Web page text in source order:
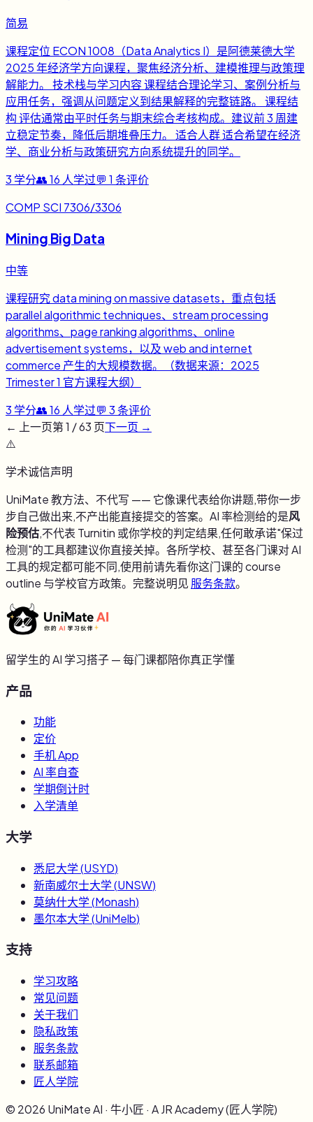
简易
课程定位 ECON 1008（Data Analytics I）是阿德莱德大学
2025 年经济学方向课程，聚焦经济分析、建模推理与政策理
解能力。 技术栈与学习内容 课程结合理论学习、案例分析与
应用任务，强调从问题定义到结果解释的完整链路。 课程结
构 评估通常由平时任务与期末综合考核构成。建议前 3 周建
立稳定节奏，降低后期堆叠压力。 适合人群 适合希望在经济
学、商业分析与政策研究方向系统提升的同学。
3 学分👥16 人学过💬 1 条评价
COMP SCI 7306/3306
Mining Big Data
中等
课程研究 data mining on massive datasets，重点包括
parallel algorithmic techniques、stream processing
algorithms、page ranking algorithms、online
advertisement systems，以及 web and internet
commerce 产生的大规模数据。（数据来源：2025
Trimester 1 官方课程大纲）
3 学分👥16 人学过💬 3条评价
← 上一页第1 /63 页下一页 →
⚠️
学术诚信声明
UniMate 教方法、不代写 —— 它像课代表给你讲题,带你一步
步自己做出来,不产出能直接提交的答案。AI 率检测给的是风
险预估,不代表 Turnitin 或你学校的判定结果,任何敢承诺"保过
检测"的工具都建议你直接关掉。各所学校、甚至各门课对 AI
工具的规定都可能不同,使用前请先看你这门课的 course
outline 与学校官方政策。完整说明见 服务条款。
留学生的 AI 学习搭子 — 每门课都陪你真正学懂
产品
功能
定价
手机 App
AI 率自查
学期倒计时
入学清单
大学
悉尼大学(USYD)
新南威尔士大学(UNSW)
莫纳什大学(Monash)
墨尔本大学(UniMelb)
支持
学习攻略
常见问题
关于我们
隐私政策
服务条款
联系邮箱
匠人学院
© 2026 UniMate AI · 牛小匠 · A JR Academy (匠人学院)